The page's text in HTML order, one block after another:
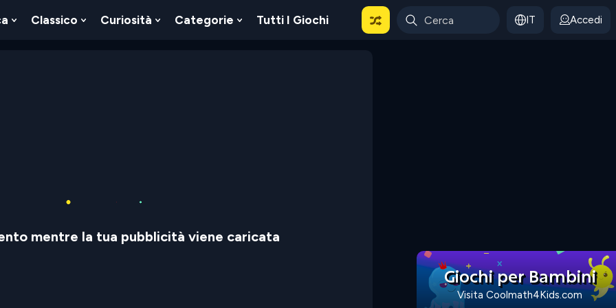
Show
Classico
Show
Curiosità
Show
Categorie
Show
Tutti I Giochi IT Accedi
mentre la tua pubblicità viene caricata
Giochi per Bambini
Visita Coolmath4Kids.com